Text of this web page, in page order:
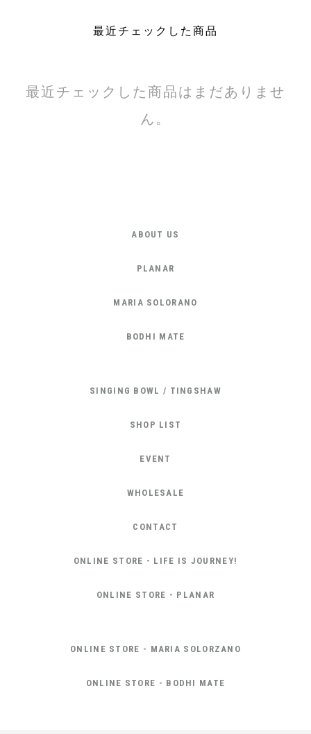
最近チェックした商品
最近チェックした商品はまだありませ
ん。
ABOUT US
PLANAR
MARIA SOLORANO
BODHI MATE
SINGING BOWL / TINGSHAW
SHOP LIST
EVENT
WHOLESALE
CONTACT
ONLINE STORE - LIFE IS JOURNEY!
ONLINE STORE - PLANAR
ONLINE STORE - MARIA SOLORZANO
ONLINE STORE - BODHI MATE